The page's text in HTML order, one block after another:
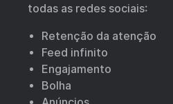
todas as redes sociais:
Retenção da atenção
Feed infinito
Engajamento
Bolha